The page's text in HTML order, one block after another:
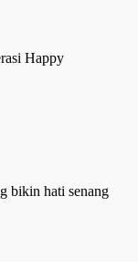
Happy
bikin hati senang